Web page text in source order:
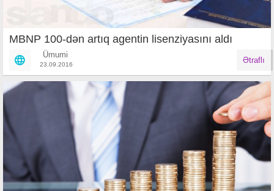
MBNP 100-dən artıq agentin lisenziyasını aldı
Ümumi
23.09.2016 Ətraflı